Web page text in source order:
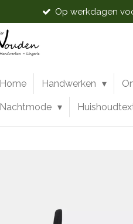
Op werkdagen
Home Handwerken
Nachtmode